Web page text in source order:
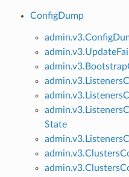
ConfigDump
State